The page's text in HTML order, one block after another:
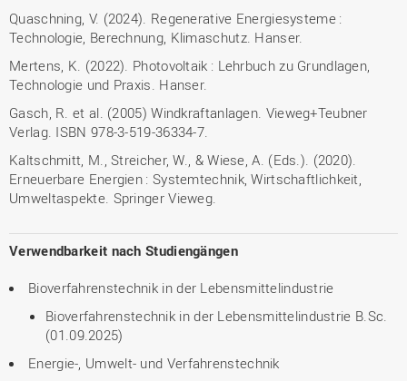
Quaschning, V. (2024). Regenerative Energiesysteme :
Technologie, Berechnung, Klimaschutz. Hanser.
Mertens, K. (2022). Photovoltaik : Lehrbuch zu Grundlagen,
Technologie und Praxis. Hanser.
Gasch, R. et al. (2005) Windkraftanlagen. Vieweg+Teubner
Verlag. ISBN 978-3-519-36334-7.
Kaltschmitt, M., Streicher, W., & Wiese, A. (Eds.). (2020).
Erneuerbare Energien : Systemtechnik, Wirtschaftlichkeit,
Umweltaspekte. Springer Vieweg.
Verwendbarkeit nach Studiengängen
Bioverfahrenstechnik in der Lebensmittelindustrie
Bioverfahrenstechnik in der Lebensmittelindustrie B.Sc.
(01.09.2025)
Energie-, Umwelt- und Verfahrenstechnik